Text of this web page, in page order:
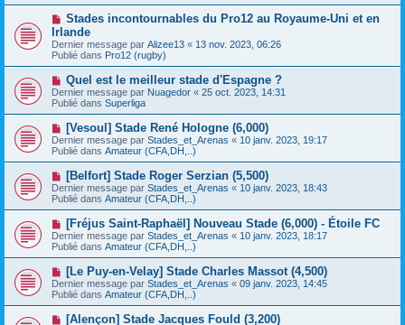
s
s
a
g
e
a
u
m
e
s
a
g
e
N
o
u
v
e
a
u
m
e
s
s
a
g
e
Stades incontournables du Pro12 au Royaume-Uni et en
Irlande
Dernier message par Alizee13 « 13 nov. 2023, 06:26
Publié dans Pro12 (rugby)
N
o
u
v
e
u
m
e
s
a
g
e
Quel est le meilleur stade d'Espagne ?
Dernier message par Nuagedor « 25 oct. 2023, 14:31
Publié dans Superliga
N
o
u
v
e
u
m
e
s
a
g
e
[Vesoul] Stade René Hologne (6,000)
Dernier message par Stades_et_Arenas « 10 janv. 2023, 19:17
Publié dans Amateur (CFA,DH,..)
N
o
u
v
e
u
m
e
s
a
g
e
[Belfort] Stade Roger Serzian (5,500)
Dernier message par Stades_et_Arenas « 10 janv. 2023, 18:43
Publié dans Amateur (CFA,DH,..)
N
o
u
v
e
u
m
e
[Fréjus Saint-Raphaël] Nouveau Stade (6,000) - Étoile FC
Dernier message par Stades_et_Arenas « 10 janv. 2023, 18:17
Publié dans Amateur (CFA,DH,..)
N
o
u
v
e
[Le Puy-en-Velay] Stade Charles Massot (4,500)
Dernier message par Stades_et_Arenas « 09 janv. 2023, 14:45
Publié dans Amateur (CFA,DH,..)
N[Alençon] Stade Jacques Fould (3,200)